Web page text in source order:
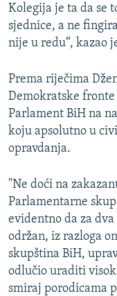
Kolegija je ta da se
sjednice, a ne
nije u redu“, kazao
Prema riječima
Demokratske
Parlament BiH na
koju apsolutno u
opravdanja.
"Ne doći na
Parlamentarne
evidentno da za
održan, iz razloga
skupština BiH,
odlučio uraditi
smiraj porodicama